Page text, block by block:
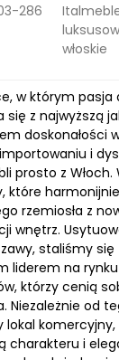
286
włoskie
w którym pasja
z najwyższą
doskonałości
i
prosto z
które
rzemiosła z
wnętrz.
staliśmy się
liderem na
którzy cenią
Niezależnie od
lokal
charakteru i